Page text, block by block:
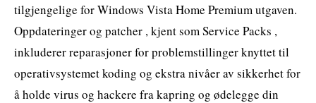
tilgjengelige for Windows Vista Home Premium utgaven.
Oppdateringer og patcher , kjent som Service Packs ,
inkluderer reparasjoner for problemstillinger knyttet til
operativsystemet koding og ekstra nivåer av sikkerhet for
å holde virus og hackere fra kapring og ødelegge din